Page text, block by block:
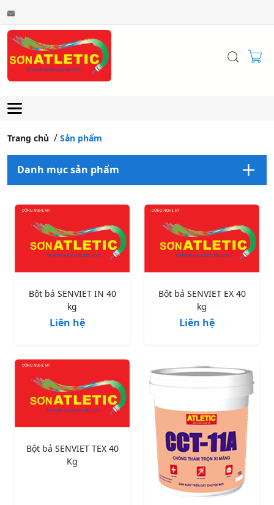
Trang chủ Sản phẩm
Danh mục sản phẩm
Bột bả SENVIET IN 40
kg
Liên hệ
Bột bả SENVIET EX 40
kg
Liên hệ
Bột bả SENVIET TEX 40
Kg